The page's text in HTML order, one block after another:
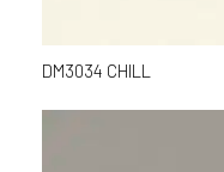
DM3034 CHILL